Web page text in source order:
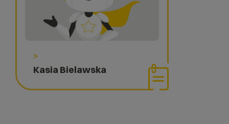
>
Kasia Bielawska